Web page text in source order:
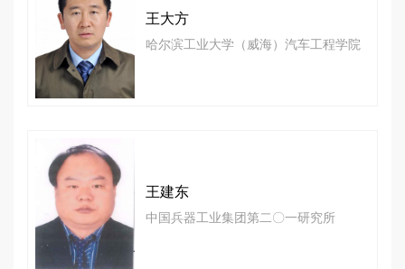
王大方
哈尔滨工业大学（威海）汽车工程学院
王建东
中国兵器工业集团第二〇一研究所